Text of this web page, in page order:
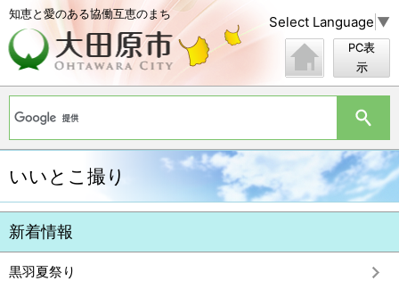
知恵と愛のある協働互恵のまち Select Language ▼
PC表
示
いいとこ撮り
黒羽夏祭り